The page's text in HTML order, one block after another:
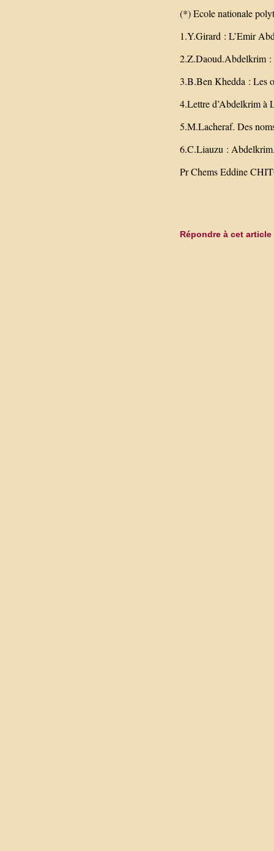
(*) Ecole nationale
1.Y.Girard : L’Emir
2.Z.Daoud.Abdelkrim :
3.B.Ben Khedda : Les
4.Lettre d’Abdelkrim à
5.M.Lacheraf. Des
6.C.Liauzu :
Pr Chems Eddine
Répondre à cet article